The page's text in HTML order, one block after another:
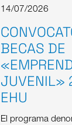
14/07/2026
BECAS DE
JUVENIL»
EHU
El programa